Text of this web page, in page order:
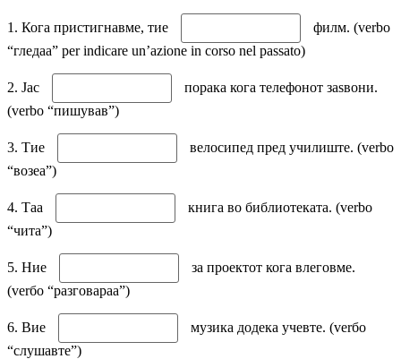
1. Кога пристигнавме, тие
филм. (verbo
“гледаа” per indicare un’azione in corso nel passato)
2. Јас
порака кога телефонoт заѕвони.
(verbo “пишував”)
3. Тие
велосипед пред училиште. (verbo
“возеа”)
4. Таа
книга во библиотеката. (verbo
“чита”)
5. Ние
за проектот кога влеговме.
(verбо “разговараа”)
6. Вие
музика додека учевте. (verбо
“слушавте”)